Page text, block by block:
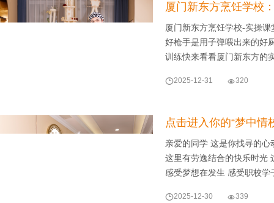
厦门新东方烹饪学校
厦门新东方烹饪学校-实操
好枪手是用子弹喂出来的好
训练快来看看厦门新东方
2025-12-31 320
点击进入你的“梦中
亲爱的同学 这是你找寻的
这里有劳逸结合的快乐时光
感受梦想在发生 感受职校
2025-12-30 339